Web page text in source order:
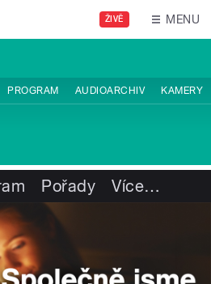
ŽIVĚ MENU
PROGRAM AUDIOARCHIV KAMERY
Pořady Více…